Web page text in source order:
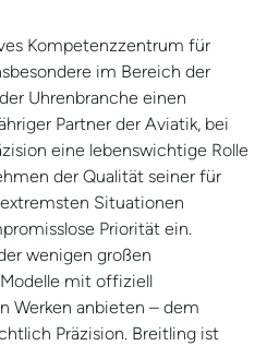
Kompetenzzentrum für
im Bereich der
Uhrenbranche einen
Partner der Aviatik, bei
eine lebenswichtige Rolle
der Qualität seiner für
Situationen
Priorität ein.
wenigen großen
mit offiziell
Werken anbieten – dem
Präzision. Breitling ist